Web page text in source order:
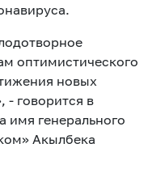
оптимистического
новых
- говорится в
имя генерального
Акылбека